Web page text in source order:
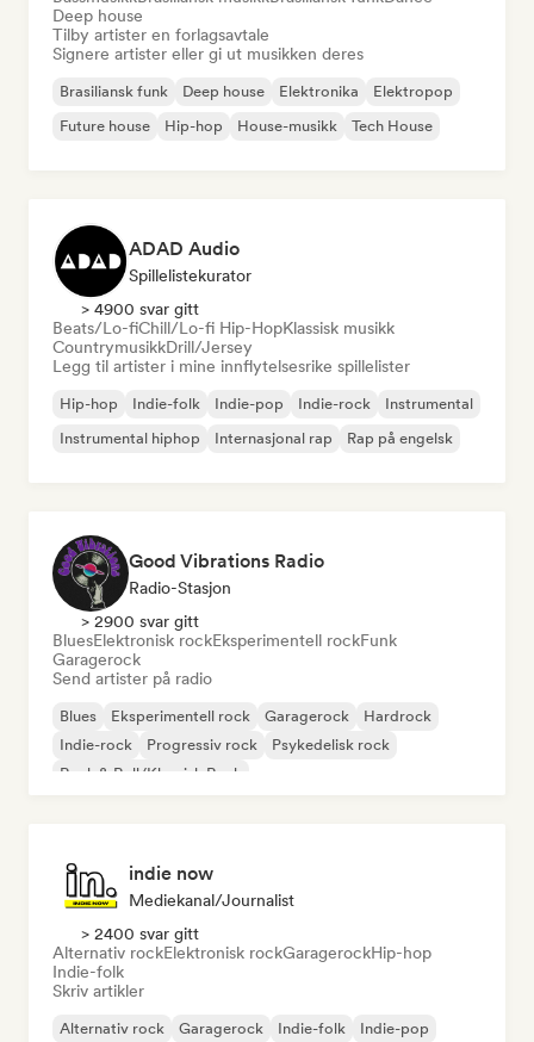
Deep house
Tilby artister en forlagsavtale
Signere artister eller gi ut musikken deres
Brasiliansk funk Deep house Elektronika
Elektropop
Future house
Hip-hop House-musikk Tech House
ADAD Audio
Spillelistekurator
> 4900 svar gitt
Beats/Lo-fiChill/Lo-fi Hip-HopKlassisk musikk
CountrymusikkDrill/Jersey
Legg til artister i mine innflytelsesrike spillelister
Hip-hop Indie-folk Indie-pop Indie-rock
Instrumental
Instrumental hiphop
Internasjonal rap Rap på engelsk
Good Vibrations Radio
Radio-Stasjon
> 2900 svar gitt
BluesElektronisk rockEksperimentell rockFunk
Garagerock
Send artister på radio
Blues Eksperimentell rock Garagerock
Hardrock
Indie-rock
Progressiv rock
Psykedelisk rock
Rock & Roll/Klassisk Rock
indie now
Mediekanal/journalist
> 2400 svar gitt
Alternativ rockElektronisk rockGaragerockHip-hop
Indie-folk
Skriv artikler
Alternativ rock Garagerock Indie-folk
Indie-pop